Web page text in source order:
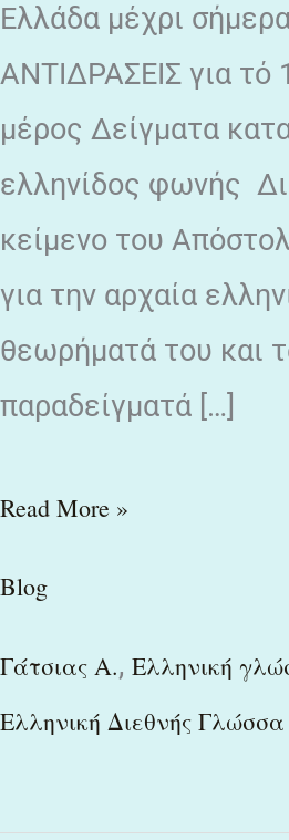
Ελλάδα μέχρι
ΑΝΤΙΔΡΑΣΕΙΣ για
μέρος Δείγματα
ελληνίδος φωνής
κείμενο του
για την αρχαία
θεωρήματά του και
παραδείγματά […]
Read More »
Blog
Γάτσιας Α., Ελληνική
Ελληνική Διεθνής Γλώσσα